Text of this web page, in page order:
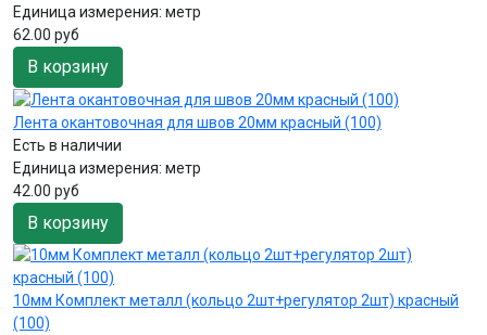
Единица измерения: метр
62.00 руб
В корзину
Лента окантовочная для швов 20мм красный (100)
Есть в наличии
Единица измерения: метр
42.00 руб
В корзину
10мм Комплект металл (кольцо 2шт+регулятор 2шт) красный
(100)